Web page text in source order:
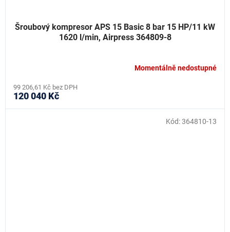
Šroubový kompresor APS 15 Basic 8 bar 15 HP/11 kW
1620 l/min, Airpress 364809-8
Momentálně nedostupné
99 206,61 Kč bez DPH
120 040 Kč
Kód:364810-13